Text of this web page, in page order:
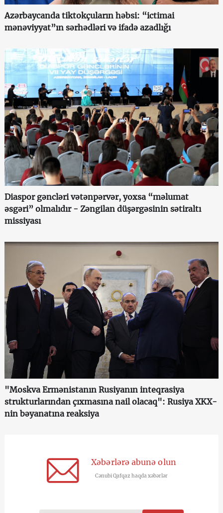
Azərbaycanda tiktokçuların həbsi: “ictimai
mənəviyyat”ın sərhədləri və ifadə azadlığı
Diaspor gəncləri vətənpərvər, yoxsa “məlumat
əsgəri” olmalıdır - Zəngilan düşərgəsinin sətiraltı
missiyası
"Moskva Ermənistanın Rusiyanın inteqrasiya
strukturlarından çıxmasına nail olacaq": Rusiya XKX-
nin bəyanatına reaksiya
Xəbərlərə abunə olun
Cənubi Qafqaz haqda xəbərlər